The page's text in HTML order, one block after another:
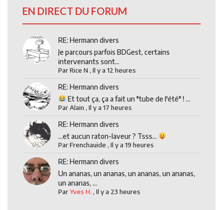
EN DIRECT DU FORUM
RE: Hermann divers
Je parcours parfois BDGest, certains
intervenants sont...
ParRice N ,Il y a 12 heures
RE: Hermann divers
Et tout ça, ça a fait un "tube de l'été" ! ...
ParAlain ,Il y a 17 heures
RE: Hermann divers
...et aucun raton-laveur ? Tsss...
ParFrenchauide ,Il y a 19 heures
RE: Hermann divers
Un ananas, un ananas, un ananas, un ananas,
un ananas, ...
ParYves H. ,Il y a 23 heures